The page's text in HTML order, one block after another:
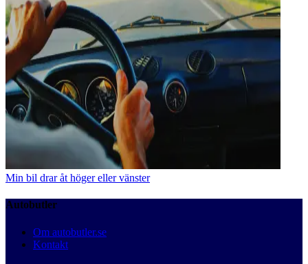
Min bil drar åt höger eller vänster
Autobutler
Om autobutler.se
Kontakt